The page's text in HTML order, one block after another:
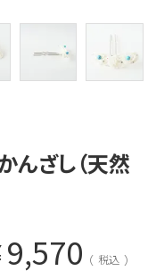
ざし（天然
9,570 税込